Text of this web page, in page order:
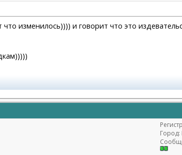
изменилось)))) и говорит что это
Город: